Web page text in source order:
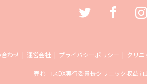
わせ 運営会社 プライバシーポリシー クリニ
売れコスDX実行委員長クリニック収益向